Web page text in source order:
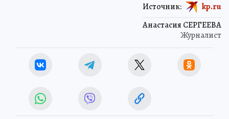
Анастасия СЕРГЕЕВА
Журналист
Источник: kp.ru